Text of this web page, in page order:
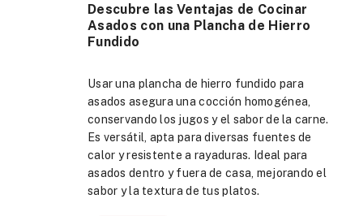
Descubre las Ventajas de Cocinar
Asados con una Plancha de Hierro
Fundido
Usar una plancha de hierro fundido para
asados asegura una cocción homogénea,
conservando los jugos y el sabor de la carne.
Es versátil, apta para diversas fuentes de
calor y resistente a rayaduras. Ideal para
asados dentro y fuera de casa, mejorando el
sabor y la textura de tus platos.